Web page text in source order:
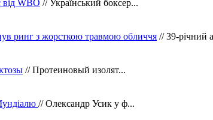
від WBO // Український боксер...
ринг з жорсткою травмою обличчя // 39-річний
// Протеиновый изолят...
// Олександр Усик у ф...